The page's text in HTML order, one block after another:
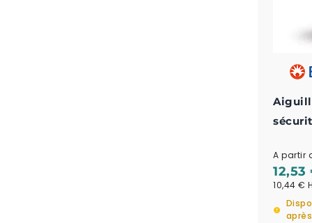
A partir
12,53
10,44 €